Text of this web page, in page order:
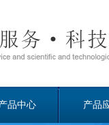
品中心 产品